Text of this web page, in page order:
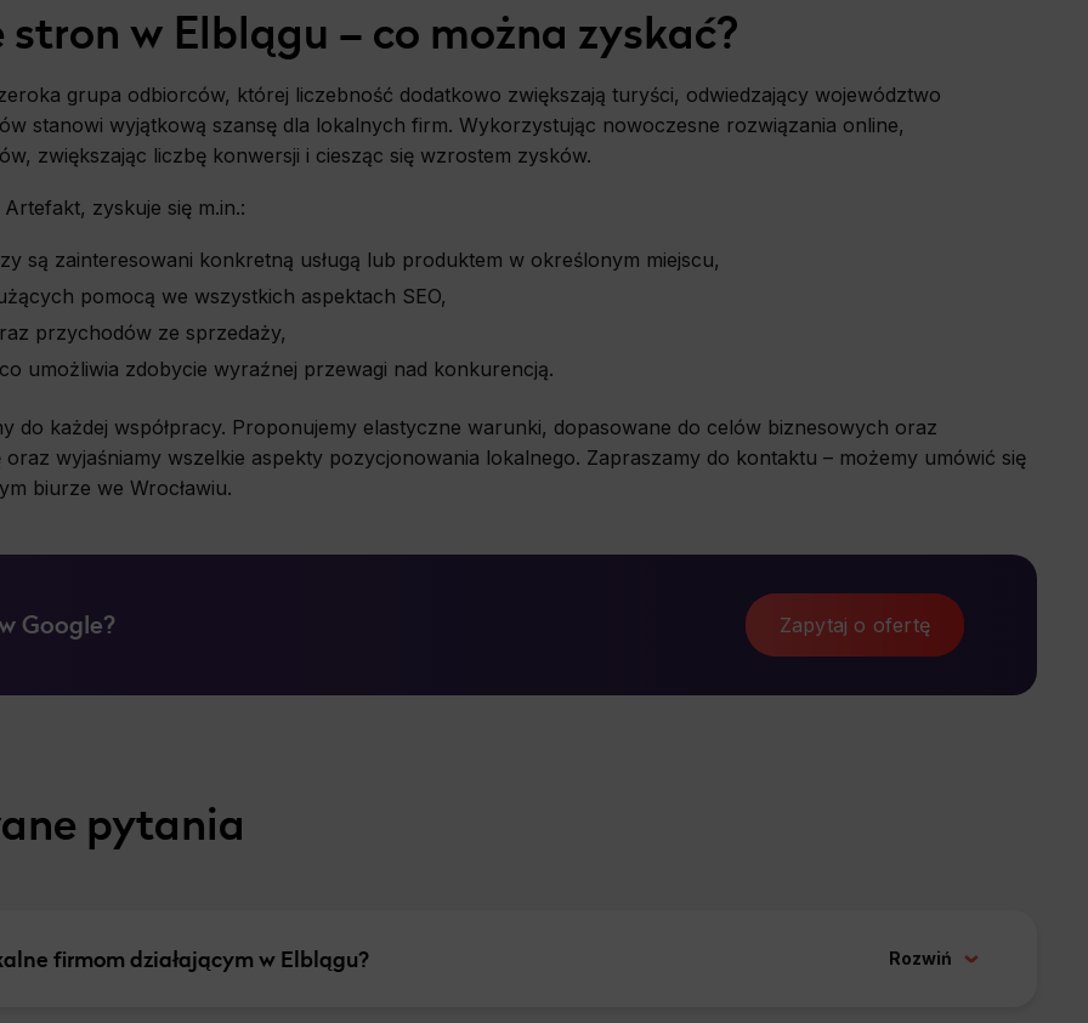
effectiveness of actions taken and content presented.
for displaying personalized ads that may be of interest to the user based on browsing history and
demographic criteria. Also, third-party files that, in conjunction with files installed while browsing other
the user, providing him or her with the marketing, advertising and retargeting content deemed most
w Elblągu – co można zyskać?
grupa odbiorców, której liczebność dodatkowo zwiększają turyści, odwiedzający województwo
stanowi wyjątkową szansę dla lokalnych firm. Wykorzystując nowoczesne rozwiązania online,
zwiększając liczbę konwersji i ciesząc się wzrostem zysków.
zyskuje się m.in.:
są zainteresowani konkretną usługą lub produktem w określonym miejscu,
pomocą we wszystkich aspektach SEO,
przychodów ze sprzedaży,
umożliwia zdobycie wyraźnej przewagi nad konkurencją.
do każdej współpracy. Proponujemy elastyczne warunki, dopasowane do celów biznesowych oraz
wyjaśniamy wszelkie aspekty pozycjonowania lokalnego. Zapraszamy do kontaktu – możemy umówić się
biurze we Wrocławiu.
Google? Zapytaj o ofertę
pytania
firmom działającym w Elblągu? Rozwiń